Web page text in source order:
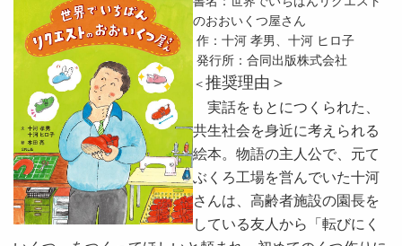
のおおいくつ屋さん
作：十河 孝男、十河 ヒロ子
発行所：合同出版株式会社
＜推奨理由＞
実話をもとにつくられた、
共生社会を身近に考えられる
絵本。物語の主人公で、元て
ぶくろ工場を営んでいた十河
さんは、高齢者施設の園長を
している友人から「転びにく